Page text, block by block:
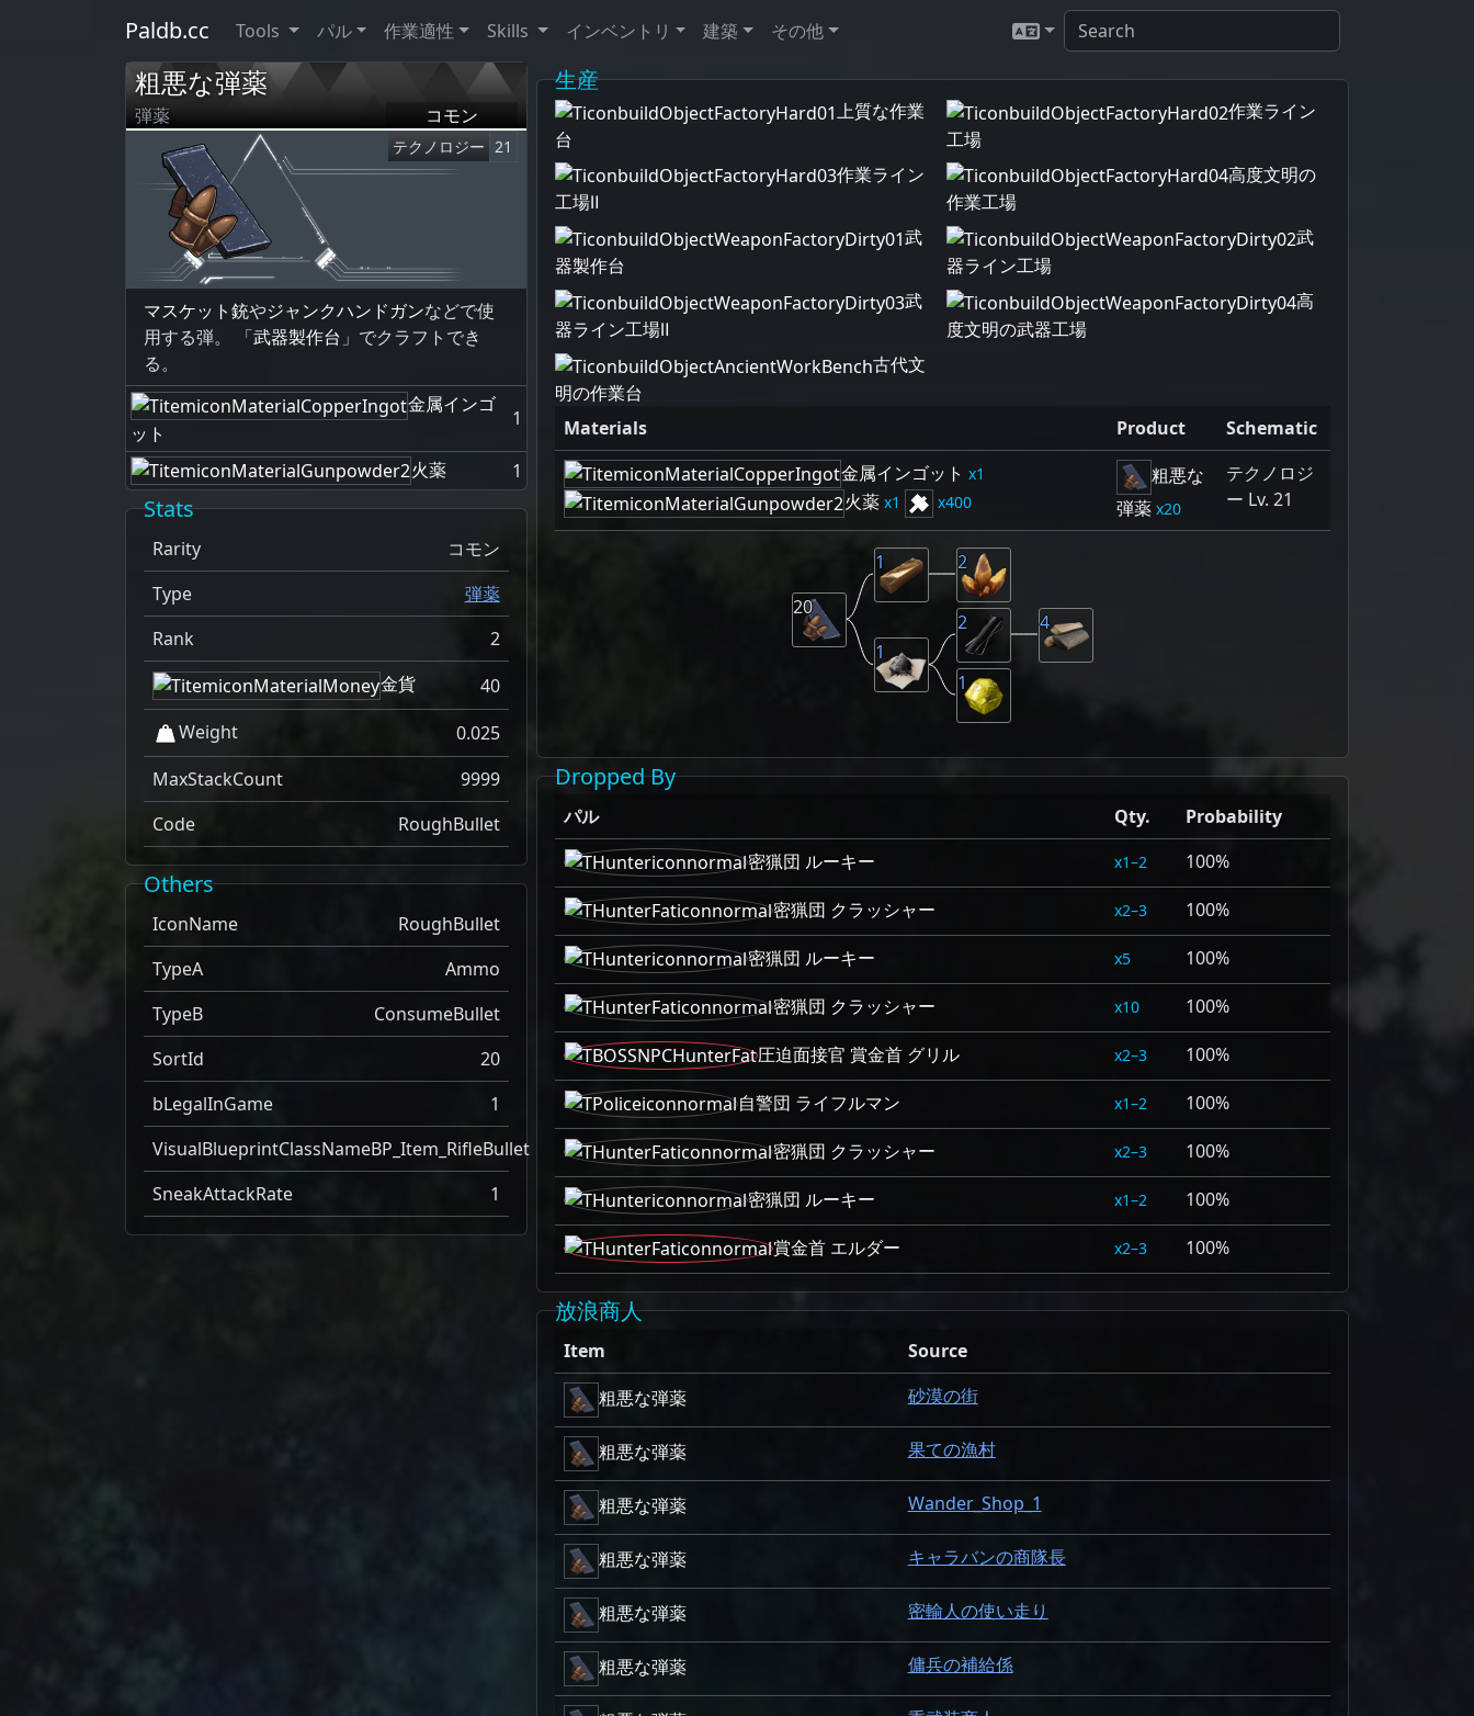
Paldb.cc Tools パル 作業適性 Skills インベントリ 建築 その他
粗悪な弾薬
弾薬 コモン
テクノロジー 21
マスケット銃やジャンクハンドガンなどで使
用する弾。 「武器製作台 」でクラフトでき
る。
金属インゴ
ット
1
火薬 1
Stats
Rarity
コモン
Type
弾薬
Rank
2
金貨
40
Weight
0.025
MaxStackCount
9999
Code
RoughBullet
Others
IconName
RoughBullet
TypeA
Ammo
TypeB
ConsumeBullet
SortId
20
bLegalInGame
1
VisualBlueprintClassNameBP_Item_RifleBullet
SneakAttackRate
1
生産
上質な作業
台
作業ライン
工場
作業ライン
工場Ⅱ
高度文明の
作業工場
武
器製作台
武
器ライン工場
武
器ライン工場Ⅱ
高
度文明の武器工場
古代文
明の作業台
Materials
Product
Schematic
金属インゴット
1
火薬 1 400
粗悪な
弾薬 20
テクノロジ
ー Lv. 21
1
4
2
1
2
1
20
Dropped By
パル Qty.
Probability
密猟団 ルーキー
1–2
100%
密猟団 クラッシャー
2–3
100%
密猟団 ルーキー
5
100%
密猟団 クラッシャー
10
100%
圧迫面接官 賞金首 グリル
2–3
100%
自警団 ライフルマン
1–2
100%
密猟団 クラッシャー
2–3
100%
密猟団 ルーキー
1–2
100%
賞金首 エルダー
2–3 100%
放浪商人
Item
Source
粗悪な弾薬
砂漠の街
粗悪な弾薬 果ての漁村
粗悪な弾薬 Wander_Shop_1
粗悪な弾薬 キャラバンの商隊長
粗悪な弾薬 密輸人の使い走り
粗悪な弾薬 傭兵の補給係